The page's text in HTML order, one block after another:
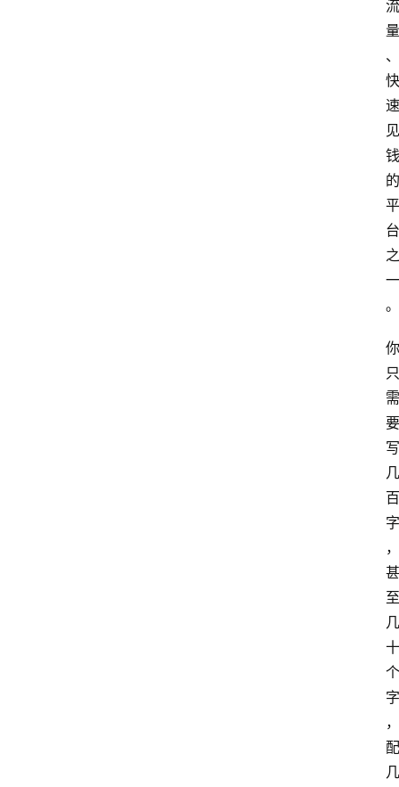
流
量
、
快
速
见
钱
的
平
台
之
一
。
你
只
需
要
写
几
百
字
，
甚
至
几
十
个
字
，
配
几